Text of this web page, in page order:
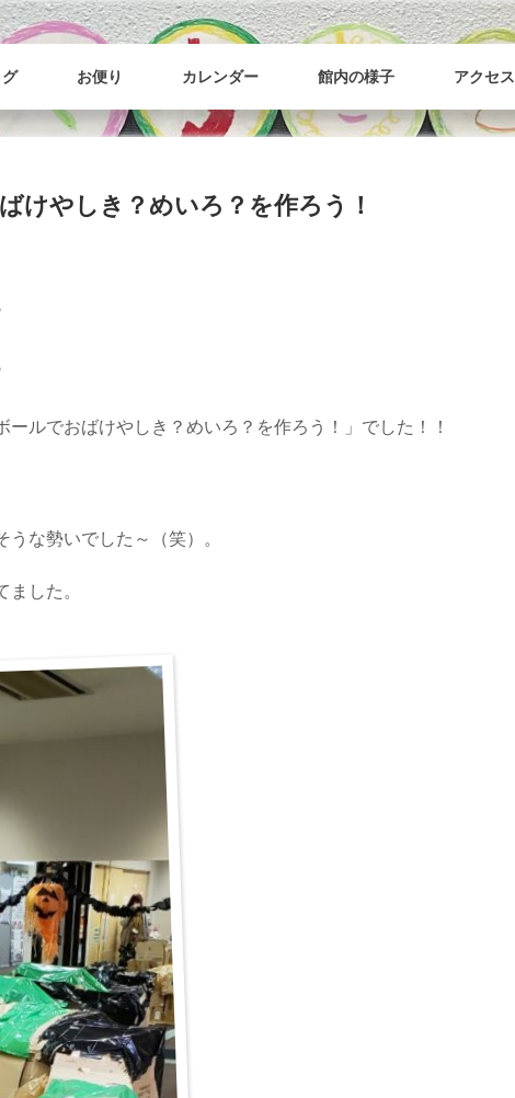
樋野口こども館
2020年12月オープン。樋野口こども館のホームページです。
お便り カレンダー 館内の様子 アクセス
やしき？めいろ？を作ろう！
ルでおばけやしき？めいろ？を作ろう！」でした！！
な勢いでした～（笑）。
した。